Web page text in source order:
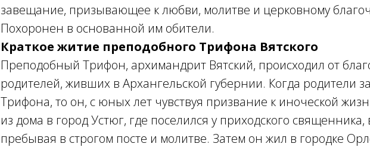
завещание, призывающее к любви, молитве и церковному
Похоронен в основанной им обители.
Краткое житие преподобного Трифона Вятского
Преподобный Трифон, архимандрит Вятский, происходил от
родителей, живших в Архангельской губернии. Когда родители
Трифона, то он, с юных лет чувствуя призвание к иноческой
из дома в город Устюг, где поселился у приходского священника,
пребывая в строгом посте и молитве. Затем он жил в городке